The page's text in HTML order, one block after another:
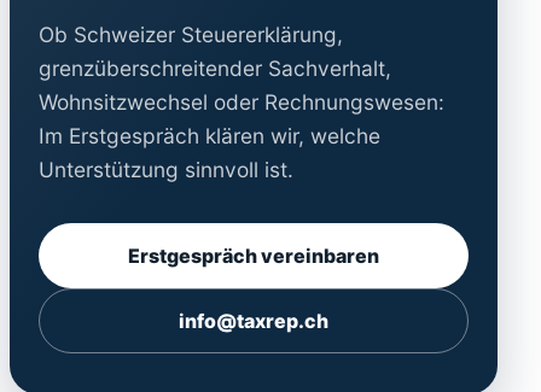
Ob Schweizer Steuererklärung,
grenzüberschreitender Sachverhalt,
Wohnsitzwechsel oder Rechnungswesen:
Im Erstgespräch klären wir, welche
Unterstützung sinnvoll ist.
Erstgespräch vereinbaren
info@taxrep.ch